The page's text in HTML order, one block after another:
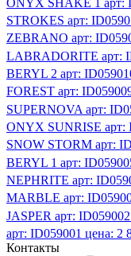
ONYX SHAKE 1 арт:
STROKES арт:
ZEBRANO арт:
LABRADORITE арт:
BERYL 2 арт:
FOREST арт:
SUPERNOVA арт:
ONYX SUNRISE арт:
SNOW STORM арт:
BERYL 1 арт:
NEPHRITE арт:
MARBLE арт:
JASPER арт: ID059002
арт: ID059001 цена: 2
Контакты